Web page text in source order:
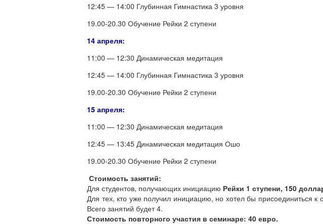
12:45 — 14:00 Глубинная Гимнастика 3 уровня
19.00-20.30 Обучение Рейки 2 ступени
14 апреля:
11:00 — 12:30 Динамическая медитация
12:45 — 14:00 Глубинная Гимнастика 3 уровня
19.00-20.30 Обучение Рейки 2 ступени
15 апреля:
11:00 — 12:30 Динамическая медитация
12:45 — 13:45 Динамическая медитация Ошо
19.00-20.30 Обучение Рейки 2 ступени
Стоимость занятий:
Для студентов, получающих инициацию Рейки 1 ступени, 150
Для тех, кто уже получил инициацию, но хотел бы присоединиться к
Всего занятий будет 4.
Стоимость повторного участия в семинаре: 40 евро.